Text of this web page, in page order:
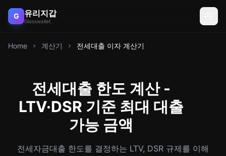
G 유리지갑
Glasswallet
Home 계산기 전세대출 이자 계산기
전세대출 한도 계산 -
LTV·DSR 기준 최대 대출
가능 금액
전세자금대출 한도를 결정하는 LTV, DSR 규제를 이해